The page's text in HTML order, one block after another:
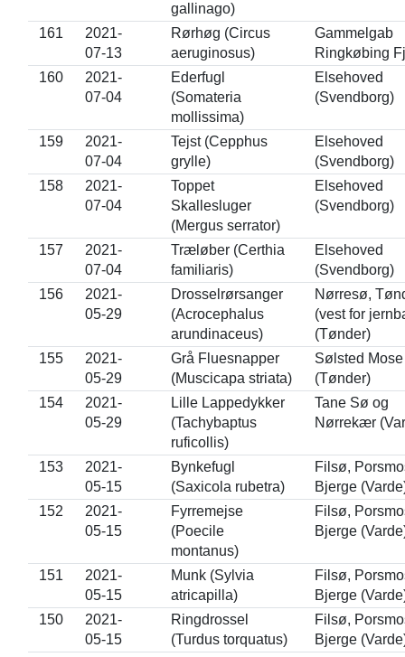
gallinago)
161
2021-
07-13
Rørhøg (Circus
aeruginosus)
Gammelgab
Ringkøbing
160
2021-
07-04
Ederfugl
(Somateria
mollissima)
Elsehoved
(Svendborg)
159
2021-
07-04
Tejst (Cepphus
grylle)
Elsehoved
(Svendborg)
158
2021-
07-04
Toppet
Skallesluger
(Mergus serrator)
Elsehoved
(Svendborg)
157
2021-
07-04
Træløber (Certhia
familiaris)
Elsehoved
(Svendborg)
156
2021-
05-29
Drosselrørsanger
(Acrocephalus
arundinaceus)
Nørresø,
(vest for
(Tønder)
155
2021-
05-29
Grå Fluesnapper
(Muscicapa striata)
Sølsted Mose
(Tønder)
154
2021-
05-29
Lille Lappedykker
(Tachybaptus
ruficollis)
Tane Sø og
Nørrekær
153
2021-
05-15
Bynkefugl
(Saxicola rubetra)
Filsø,
Bjerge
152
2021-
05-15
Fyrremejse
(Poecile
montanus)
Filsø,
Bjerge
151
2021-
05-15
Munk (Sylvia
atricapilla)
Filsø,
Bjerge
150
2021-
05-15
Ringdrossel
(Turdus torquatus)
Filsø,
Bjerge